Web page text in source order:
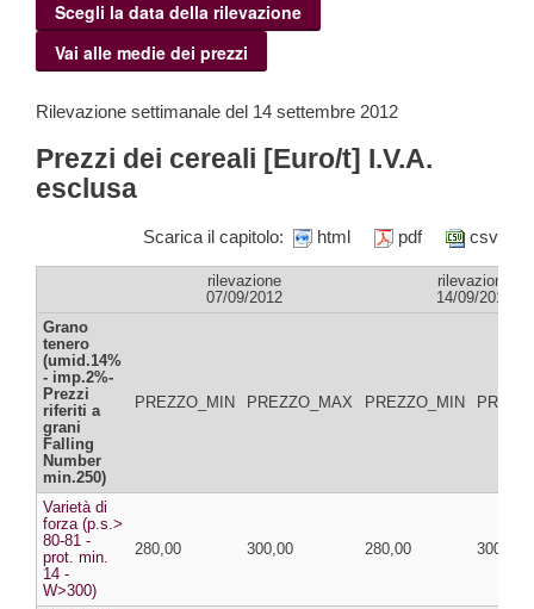
Scegli la data della rilevazione
Vai alle medie dei prezzi
Rilevazione settimanale del 14 settembre 2012
Prezzi dei cereali [Euro/t] I.V.A.
esclusa
Scarica il capitolo: html pdf csv
rilevazione
07/09/2012
rilevazione
14/09/2012
Grano
tenero
(umid.14%
- imp.2%-
Prezzi
riferiti a
grani
Falling
Number
min.250)
PREZZO_MIN PREZZO_MAX PREZZO_MIN
Varietà di
forza (p.s.>
80-81 -
prot. min.
14 -
W>300)
280,00 300,00 280,00 300,00